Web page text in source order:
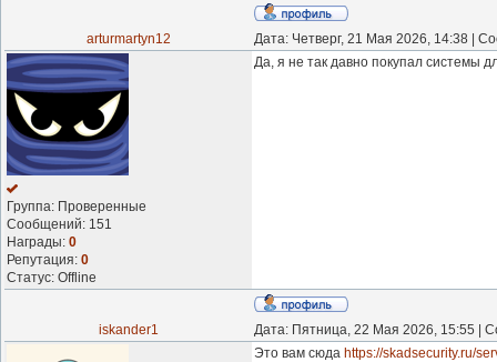
arturmartyn12 Дата: Четверг, 21 Мая 2026, 14:38 |
Группа: Проверенные
Сообщений: 151
Награды: 0
Репутация: 0
Статус: Offline
Да, я не так давно покупал системы
iskander1 Дата: Пятница, 22 Мая 2026, 15:55 |
Это вам сюда https://skadsecurity.ru/